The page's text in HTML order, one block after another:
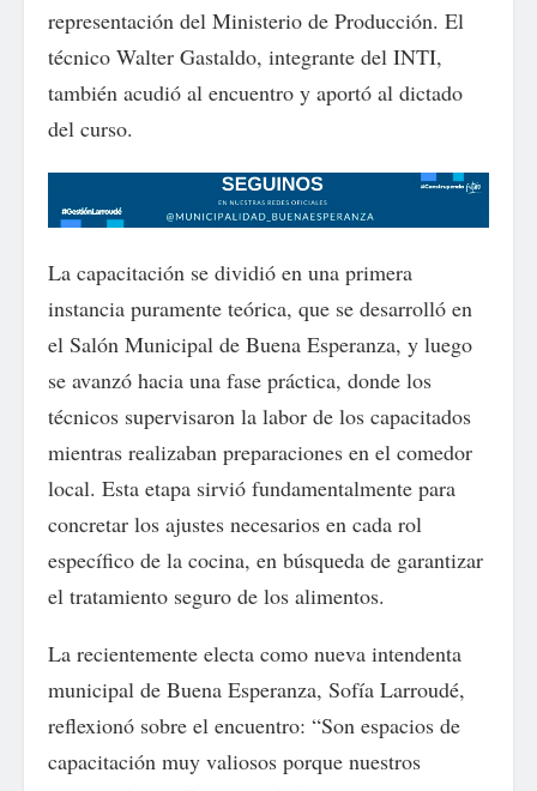
representación del Ministerio de Producción. El
técnico Walter Gastaldo, integrante del INTI,
también acudió al encuentro y aportó al dictado
del curso.
La capacitación se dividió en una primera
instancia puramente teórica, que se desarrolló en
el Salón Municipal de Buena Esperanza, y luego
se avanzó hacia una fase práctica, donde los
técnicos supervisaron la labor de los capacitados
mientras realizaban preparaciones en el comedor
local. Esta etapa sirvió fundamentalmente para
concretar los ajustes necesarios en cada rol
específico de la cocina, en búsqueda de garantizar
el tratamiento seguro de los alimentos.
La recientemente electa como nueva intendenta
municipal de Buena Esperanza, Sofía Larroudé,
reflexionó sobre el encuentro: “Son espacios de
capacitación muy valiosos porque nuestros